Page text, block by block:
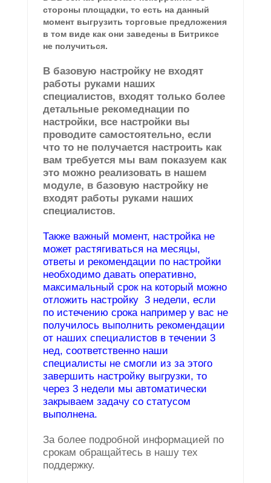
стороны площадки, то есть на данный
момент выгрузить торговые предложения
в том виде как они заведены в Битриксе
не получиться.
В базовую настройку не входят
работы руками наших
специалистов, входят только более
детальные рекомеднации по
настройки, все настройки вы
проводите самостоятельно, если
что то не получается настроить как
вам требуется мы вам показуем как
это можно реализовать в нашем
модуле, в базовую настройку не
входят работы руками наших
специалистов.
Также важный момент, настройка не
может растягиваться на месяцы,
ответы и рекомендации по настройки
необходимо давать оперативно,
максимальный срок на который можно
отложить настройку 3 недели, если
по истечению срока например у вас не
получилось выполнить рекомендации
от наших специалистов в течении 3
нед, соответственно наши
специалисты не смогли из за этого
завершить настройку выгрузки, то
через 3 недели мы автоматически
закрываем задачу со статусом
выполнена.
За более подробной информацией по
срокам обращайтесь в нашу тех
поддержку.